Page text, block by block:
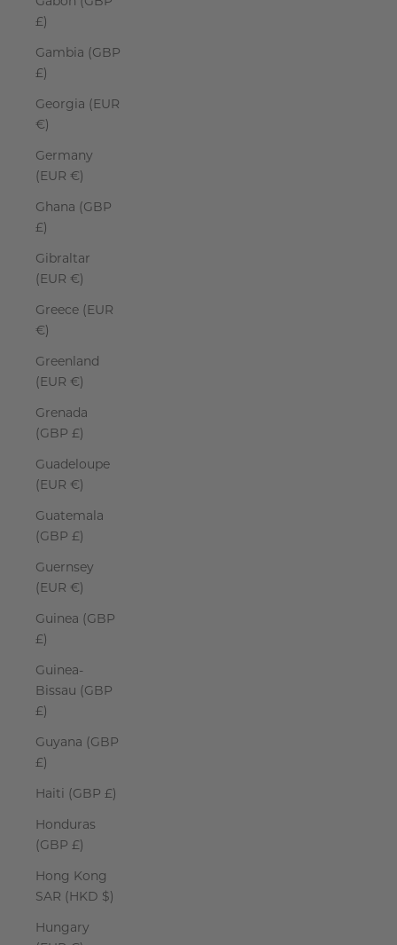
£)
Gambia (GBP
£)
Georgia (EUR
€)
Germany
(EUR €)
Ghana (GBP
£)
Gibraltar
(EUR €)
Greece (EUR
€)
Greenland
(EUR €)
Grenada
(GBP £)
Guadeloupe
(EUR €)
Guatemala
(GBP £)
Guernsey
(EUR €)
Guinea (GBP
£)
Guinea-
Bissau (GBP
£)
Guyana (GBP
£)
Haiti (GBP £)
Honduras
(GBP £)
Hong Kong
SAR (HKD $)
Hungary